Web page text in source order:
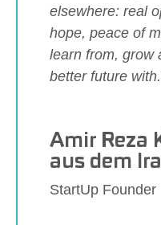
elsewhere: real
hope, peace of
learn from, grow
better future
Amir Reza
aus dem
StartUp Founder